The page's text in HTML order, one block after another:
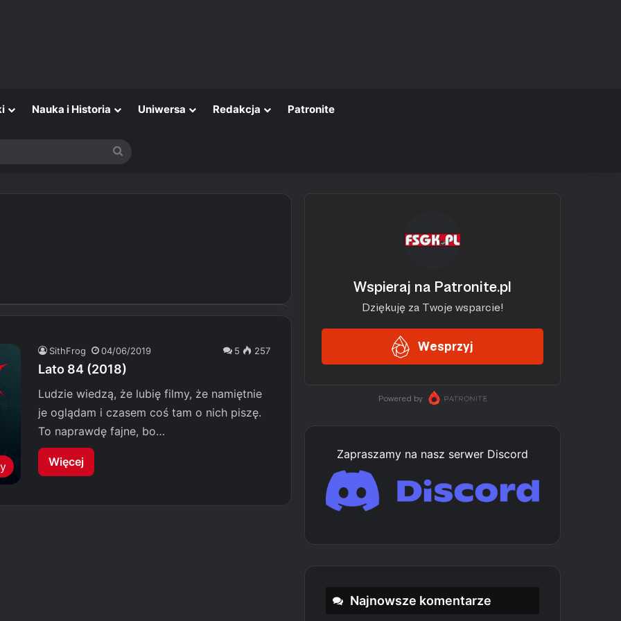
Nauka i Historia Uniwersa Redakcja Patronite
SithFrog 04/06/2019 5 257
Lato 84 (2018)
Ludzie wiedzą, że lubię filmy, że namiętnie
je oglądam i czasem coś tam o nich piszę.
To naprawdę fajne, bo…
Więcej
Zapraszamy na nasz serwer Discord
Najnowsze komentarze